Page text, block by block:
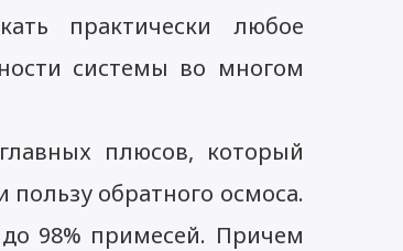
практически любое
системы во многом
плюсов, который
обратного осмоса.
98% примесей. Причем